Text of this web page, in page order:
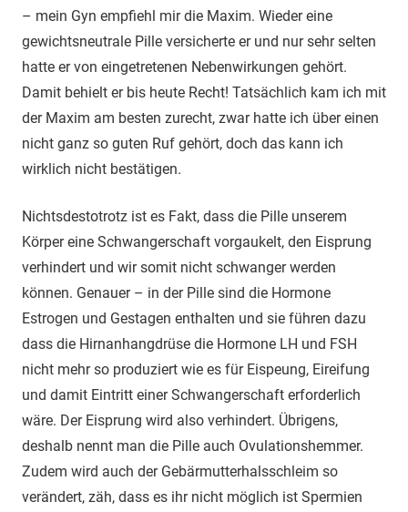
– mein Gyn empfiehl mir die Maxim. Wieder eine
gewichtsneutrale Pille versicherte er und nur sehr selten
hatte er von eingetretenen Nebenwirkungen gehört.
Damit behielt er bis heute Recht! Tatsächlich kam ich mit
der Maxim am besten zurecht, zwar hatte ich über einen
nicht ganz so guten Ruf gehört, doch das kann ich
wirklich nicht bestätigen.
Nichtsdestotrotz ist es Fakt, dass die Pille unserem
Körper eine Schwangerschaft vorgaukelt, den Eisprung
verhindert und wir somit nicht schwanger werden
können. Genauer – in der Pille sind die Hormone
Estrogen und Gestagen enthalten und sie führen dazu
dass die Hirnanhangdrüse die Hormone LH und FSH
nicht mehr so produziert wie es für Eispeung, Eireifung
und damit Eintritt einer Schwangerschaft erforderlich
wäre. Der Eisprung wird also verhindert. Übrigens,
deshalb nennt man die Pille auch Ovulationshemmer.
Zudem wird auch der Gebärmutterhalsschleim so
verändert, zäh, dass es ihr nicht möglich ist Spermien